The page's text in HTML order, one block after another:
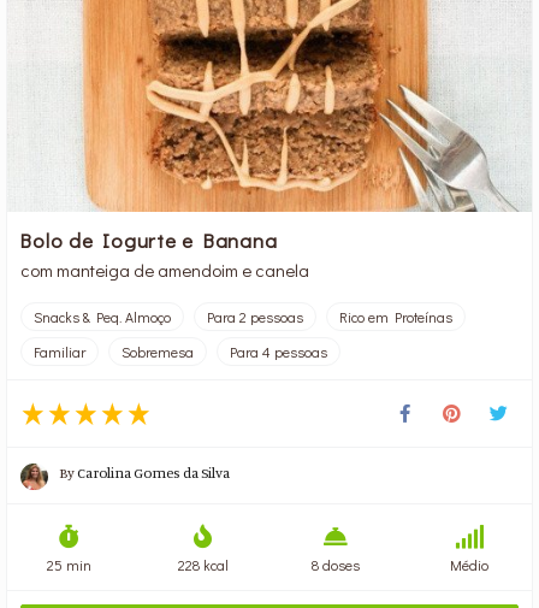
Bolo de Iogurte e Banana
com manteiga de amendoim e canela
Snacks & Peq. Almoço Para 2 pessoas
Rico em Proteínas
Familiar
Sobremesa Para 4 pessoas
ByCarolina Gomes da Silva
25 min 228 kcal 8 doses Médio